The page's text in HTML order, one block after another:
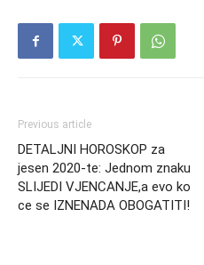
Previous article
DETALJNI HOROSKOP za
jesen 2020-te: Jednom znaku
SLIJEDI VJENCANJE,a evo ko
ce se IZNENADA OBOGATITI!